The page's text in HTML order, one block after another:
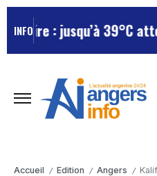
INFO
jusqu’à 39°C
Accueil / Edition / Angers /